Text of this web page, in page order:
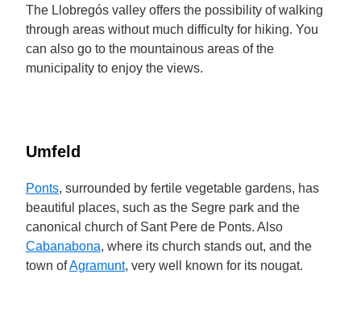
The Llobregós valley offers the possibility of walking
through areas without much difficulty for hiking. You
can also go to the mountainous areas of the
municipality to enjoy the views.
Umfeld
Ponts, surrounded by fertile vegetable gardens, has
beautiful places, such as the Segre park and the
canonical church of Sant Pere de Ponts. Also
Cabanabona, where its church stands out, and the
town ofAgramunt, very well known for its nougat.